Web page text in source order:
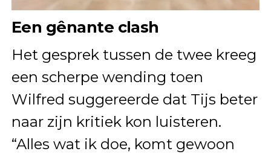
Een gênante clash
Het gesprek tussen de twee kreeg
een scherpe wending toen
Wilfred suggereerde dat Tijs beter
naar zijn kritiek kon luisteren.
“Alles wat ik doe, komt gewoon